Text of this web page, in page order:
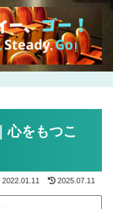
心をもつこ
2022.01.11 2025.07.11